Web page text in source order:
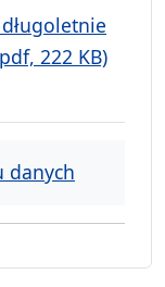
222 KB)
danych